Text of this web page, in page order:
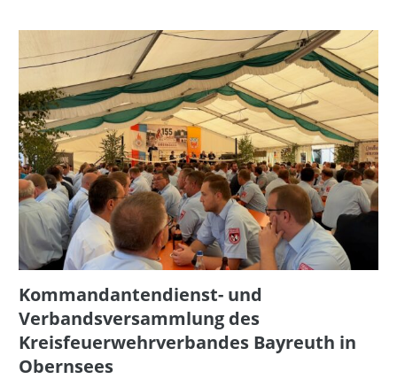
Kommandantendienst- und
Verbandsversammlung des
Kreisfeuerwehrverbandes Bayreuth in
Obernsees